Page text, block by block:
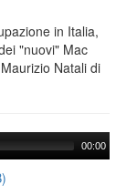
in Italia,
"nuovi" Mac
Natali di
00:00